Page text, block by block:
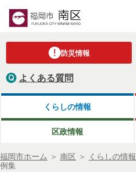
防災情報
よくある質問
くらしの情報
区政情報
福岡市ホーム ＞ 南区 ＞ くらしの情報
例集